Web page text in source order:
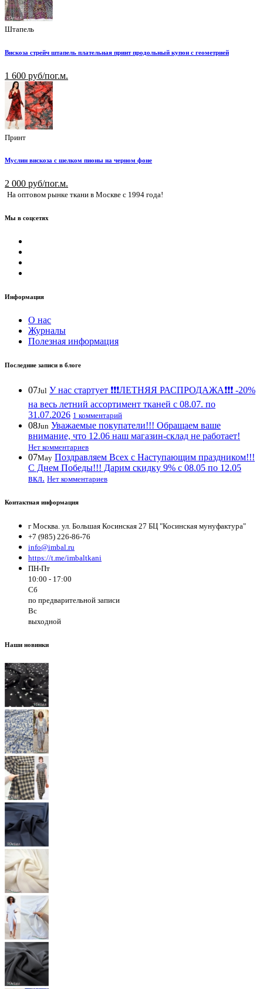
Штапель
Вискоза стрейч штапель плательная принт продольный купон с геометрией
1 600 руб/пог.м.
Принт
Муслин вискоза с шелком пионы на черном фоне
2 000 руб/пог.м.
На оптовом рынке ткани в Москве с 1994 года!
Мы в соцсетях
Информация
О нас
Журналы
Полезная информация
Последние записи в блоге
07Jul У нас стартует ❗️❗️❗️ЛЕТНЯЯ РАСПРОДАЖА❗️❗️❗️ -20%
на весь летний ассортимент тканей с 08.07. по
31.07.2026 1 комментарий
08Jun Уважаемые покупатели!!! Обращаем ваше
внимание, что 12.06 наш магазин-склад не работает!
Нет комментариев
07May Поздравляем Всех с Наступающим праздником!!!
С Днем Победы!!! Дарим скидку 9% с 08.05 по 12.05
вкл. Нет комментариев
Контактная информация
г Москва. ул. Большая Косинская 27 БЦ "Косинская мунуфактура"
+7 (985) 226-86-76
info@imbal.ru
https://t.me/imbaltkani
ПН-Пт
10:00 - 17:00
Сб
по предварительной записи
Вс
выходной
Наши новинки